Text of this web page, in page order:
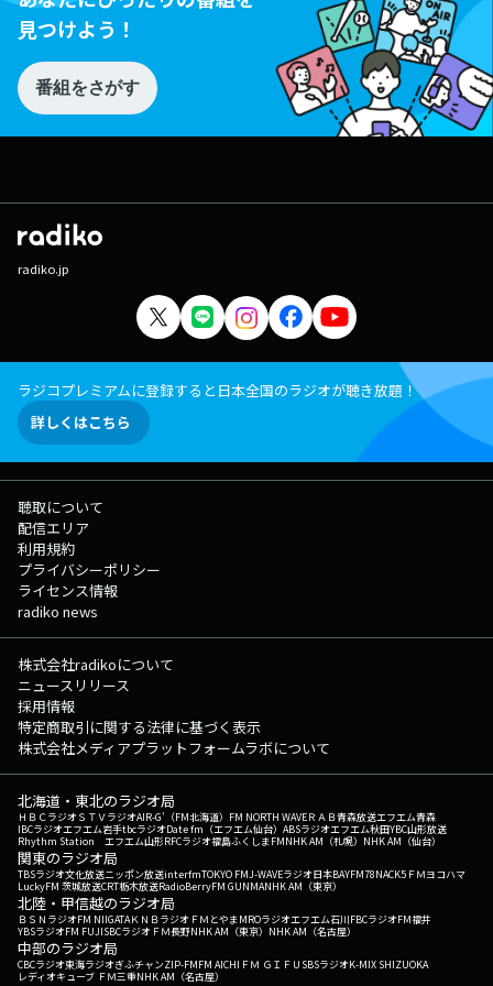
見つけよう！
番組をさがす
radiko.jp
ラジコプレミアムに登録すると日本全国のラジオが聴き放題！
詳しくはこちら
聴取について
配信エリア
利用規約
プライバシーポリシー
ライセンス情報
radiko news
株式会社radikoについて
ニュースリリース
採用情報
特定商取引に関する法律に基づく表示
株式会社メディアプラットフォームラボについて
北海道・東北のラジオ局
ＨＢＣラジオＳＴＶラジオAIR-G'（FM北海道） FM NORTH WAVEＲＡＢ青森放送エフエム青森
IBCラジオエフエム岩手tbcラジオDate fm（エフエム仙台） ABSラジオエフエム秋田YBC山形放送
Rhythm Station エフエム山形RFCラジオ福島ふくしまFMNHK AM（札幌） NHK AM（仙台）
関東のラジオ局
TBSラジオ文化放送ニッポン放送interfmTOKYO FMJ-WAVEラジオ日本BAYFM78NACK5 ＦＭヨコハマ
LuckyFM 茨城放送CRT栃木放送RadioBerryFM GUNMANHK AM（東京）
北陸・甲信越のラジオ局
ＢＳＮラジオFM NIIGATAＫＮＢラジオ ＦＭとやまMROラジオエフエム石川FBCラジオFM福井
YBSラジオFM FUJISBCラジオ ＦＭ長野NHK AM（東京） NHK AM（名古屋）
中部のラジオ局
CBCラジオ東海ラジオぎふチャンZIP-FMFM AICHI ＦＭ ＧＩＦＵ SBSラジオK-MIX SHIZUOKA
レディオキューブ ＦＭ三重NHK AM（名古屋）